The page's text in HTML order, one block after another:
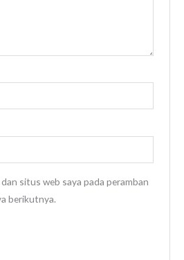
dan situs web saya pada peramban
berikutnya.